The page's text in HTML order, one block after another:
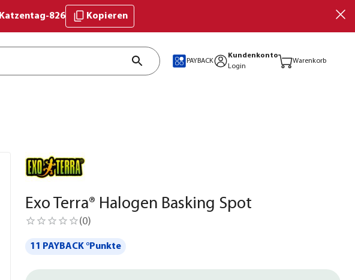
Katzentag-826 Kopieren
PAYBACK
Kundenkonto
Login
Warenkorb
Exo Terra® Halogen Basking Spot
(0)
11 PAYBACK °Punkte